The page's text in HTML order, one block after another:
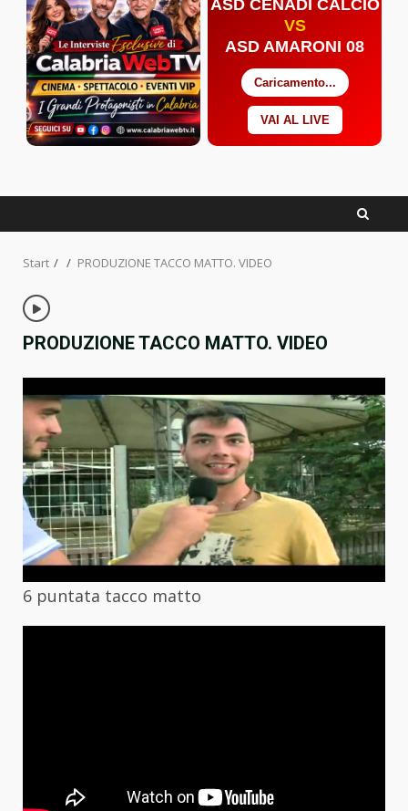
ASD CENADI CALCIO
VS
ASD AMARONI 08
Caricamento...
VAI AL LIVE
Start PRODUZIONE TACCO MATTO. VIDEO
PRODUZIONE TACCO MATTO. VIDEO
6 puntata tacco matto